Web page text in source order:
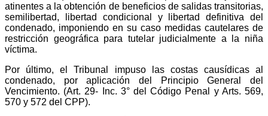
atinentes a la obtención de beneficios de salidas transitorias,
semilibertad, libertad condicional y libertad definitiva del
condenado, imponiendo en su caso medidas cautelares de
restricción geográfica para tutelar judicialmente a la niña
víctima.
Por último, el Tribunal impuso las costas causídicas al
condenado, por aplicación del Principio General del
Vencimiento. (Art. 29- Inc. 3° del Código Penal y Arts. 569,
570 y 572 del CPP).